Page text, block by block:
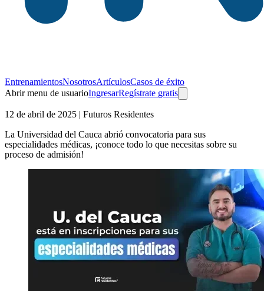
EntrenamientosNosotrosArtículosCasos de éxito
Abrir menu de usuarioIngresarRegístrate gratis
12 de abril de 2025 | Futuros Residentes
La Universidad del Cauca abrió convocatoria para sus
especialidades médicas, ¡conoce todo lo que necesitas sobre su
proceso de admisión!